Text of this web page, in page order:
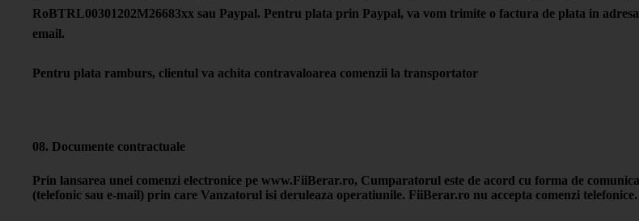
RoBTRL00301202M26683xx sau Paypal. Pentru plata prin Paypal, va vom trimite o factura de plata in
email.
Pentru plata ramburs, clientul va achita contravaloarea comenzii la transportator
08. Documente contractuale
Prin lansarea unei comenzi electronice pe www.FiiBerar.ro, Cumparatorul este de acord cu forma de
(telefonic sau e-mail) prin care Vanzatorul isi deruleaza operatiunile. FiiBerar.ro nu accepta comenzi telefonice.